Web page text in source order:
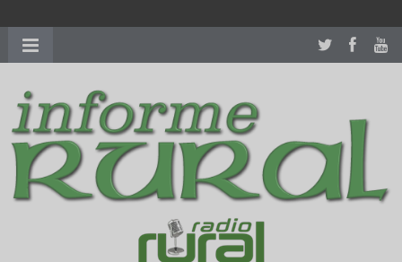
richardmillereplica
women.patekphilippe.tofor sale in usa recognized command with
dining room table ceremony. welcome to our
perfectwatches.is
shop. best youngsexdoll.comwith professional customer
services. 1: 1 design high
https://reallydiamond.com/